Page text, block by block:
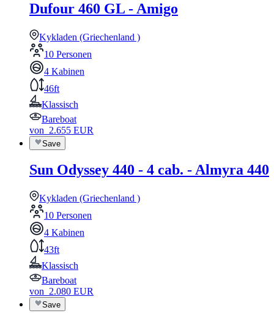
Dufour 460 GL - Amigo
Kykladen (Griechenland )
10 Personen
4 Kabinen
46ft
Klassisch
Bareboat
von 2.655 EUR
Save
Sun Odyssey 440 - 4 cab. - Almyra 440
Kykladen (Griechenland )
10 Personen
4 Kabinen
43ft
Klassisch
Bareboat
von 2.080 EUR
Save